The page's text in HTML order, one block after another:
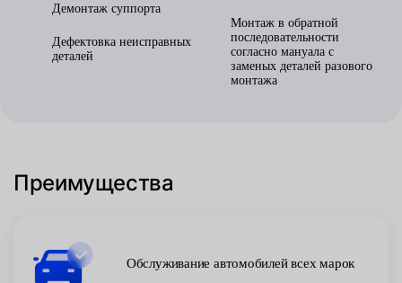
Демонтаж суппорта
Дефектовка неисправных
деталей
Монтаж в обратной
последовательности
согласно мануала с
заменых деталей разового
монтажа
Преимущества
Обслуживание автомобилей всех марок